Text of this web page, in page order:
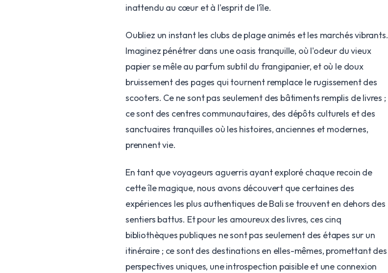
inattendu au cœur et à l'esprit de l'île.
Oubliez un instant les clubs de plage animés et les marchés vibrants.
Imaginez pénétrer dans une oasis tranquille, où l'odeur du vieux
papier se mêle au parfum subtil du frangipanier, et où le doux
bruissement des pages qui tournent remplace le rugissement des
scooters. Ce ne sont pas seulement des bâtiments remplis de livres ;
ce sont des centres communautaires, des dépôts culturels et des
sanctuaires tranquilles où les histoires, anciennes et modernes,
prennent vie.
En tant que voyageurs aguerris ayant exploré chaque recoin de
cette île magique, nous avons découvert que certaines des
expériences les plus authentiques de Bali se trouvent en dehors des
sentiers battus. Et pour les amoureux des livres, ces cinq
bibliothèques publiques ne sont pas seulement des étapes sur un
itinéraire ; ce sont des destinations en elles-mêmes, promettant des
perspectives uniques, une introspection paisible et une connexion